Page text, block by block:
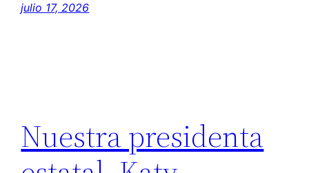
julio 17, 2026
Nuestra presidenta